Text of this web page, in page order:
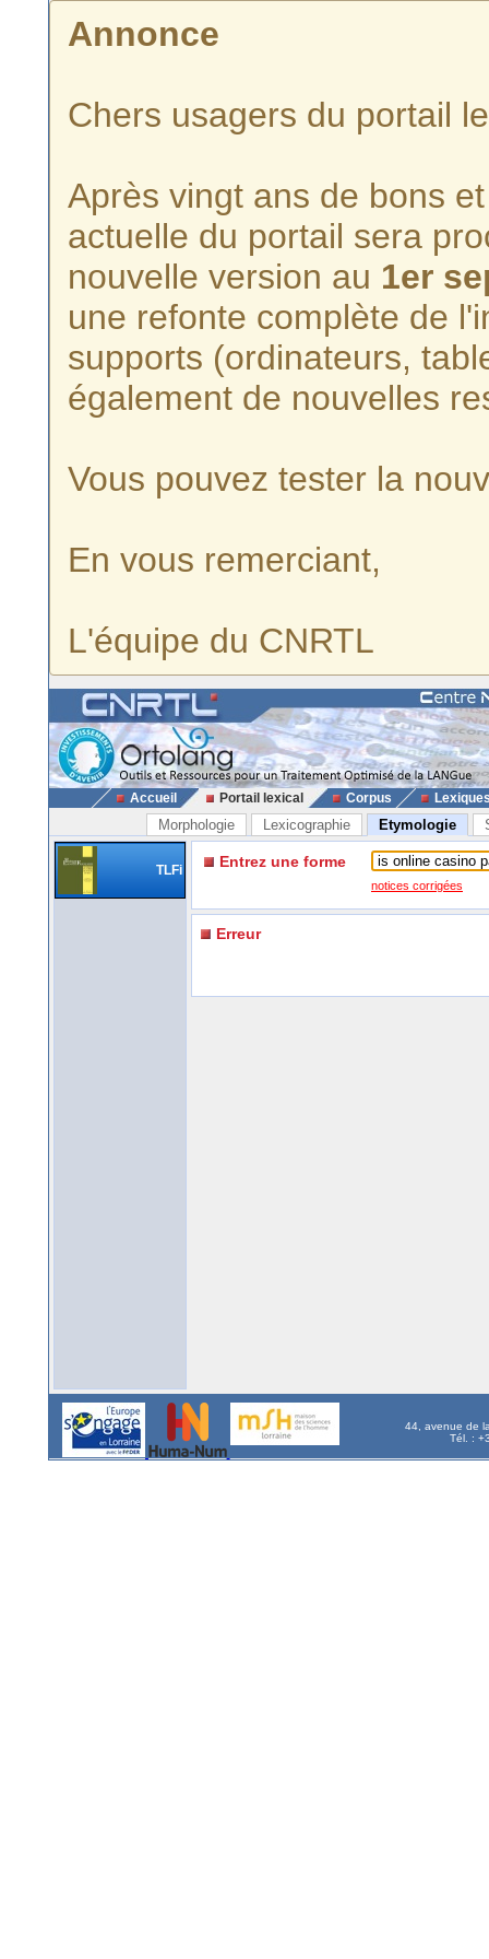
Annonce
Chers usagers du portail
Après vingt ans de bons
actuelle du portail sera
nouvelle version au 1er
une refonte complète de
supports (ordinateurs,
également de nouvelles
Vous pouvez tester la
En vous remerciant,
L'équipe du CNRTL
Accueil Portail lexical Corpus
Morphologie Lexicographie Etymologie
TLFi Entrez une forme
notices corrigées
Erreur
44, avenue de
Tél. :